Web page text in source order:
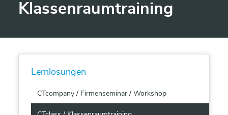
Klassenraumtraining
Lernlösungen
CTcompany / Firmenseminar / Workshop